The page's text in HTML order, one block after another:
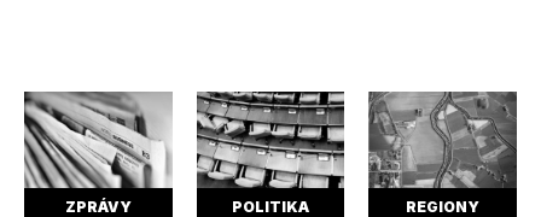
ZPRÁVY POLITIKA REGIONY